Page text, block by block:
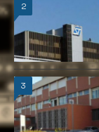
2
3